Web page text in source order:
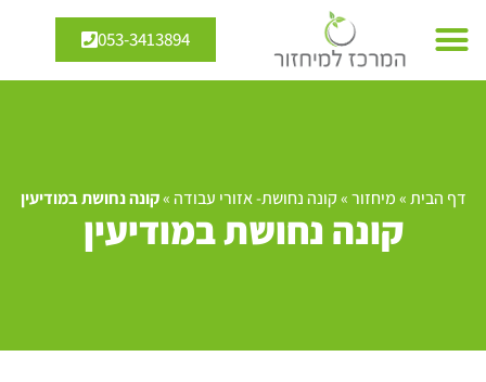
053-3413894
דף הבית»מיחזור»קונה נחושת- אזורי עבודה »קונה נחושת במודיעין
קונה נחושת במודיעין